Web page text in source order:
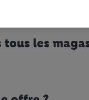
les
(par exemple en
être affichées sur
peuvent vous être
dispose Criteo S.A.
pouvez autoriser des